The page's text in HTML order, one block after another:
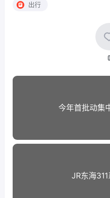
出行
0
今年首批动集
JR东海